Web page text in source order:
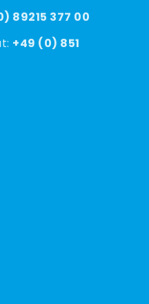
89215 377 00
+49 (0) 851